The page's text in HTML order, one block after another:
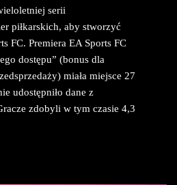
serii
piłkarskich, aby stworzyć
FC. Premiera EA Sports FC
dostępu” (bonus dla
miała miejsce 27
udostępniło dane z
zdobyli w tym czasie 4,3